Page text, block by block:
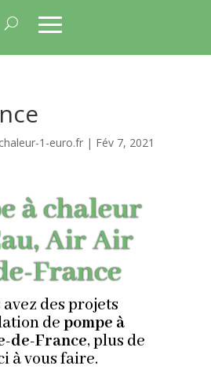
1-euro.fr| Fév 7, 2021
à chaleur
Air Air
France
avez des projets
depompe à
de-France, plus de
à vous faire.